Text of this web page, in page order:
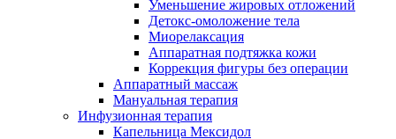
Уменьшение жировых отложений
Детокс-омоложение тела
Миорелаксация
Аппаратная подтяжка кожи
Коррекция фигуры без операции
Аппаратный массаж
Мануальная терапия
Инфузионная терапия
Капельница Мексидол